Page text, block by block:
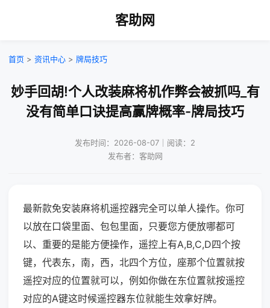
客助网
首页 > 资讯中心 > 牌局技巧
妙手回胡!个人改装麻将机作弊会被抓吗_有
没有简单口诀提高赢牌概率-牌局技巧
发布时间：2026-08-07｜阅读：2
发布者：客助网
最新款免安装麻将机遥控器完全可以单人操作。你可
以放在口袋里面、包包里面，只要您方便放哪都可
以、重要的是能方便操作，遥控上有A,B,C,D四个按
键，代表东，南，西，北四个方位，座那个位置就按
遥控对应的位置就可以，例如你做在东位置就按遥控
对应的A键这时候遥控器东位就能生效拿好牌。